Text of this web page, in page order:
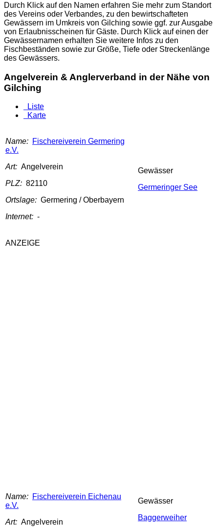
Durch Klick auf den Namen erfahren Sie mehr zum Standort
des Vereins oder Verbandes, zu den bewirtschafteten
Gewässern im Umkreis von Gilching sowie ggf. zur Ausgabe
von Erlaubnisscheinen für Gäste. Durch Klick auf einen der
Gewässernamen erhalten Sie weitere Infos zu den
Fischbeständen sowie zur Größe, Tiefe oder Streckenlänge
des Gewässers.
Angelverein & Anglerverband in der Nähe von
Gilching
Liste
Karte
Name: Fischereiverein Germering
e.V.
Art: Angelverein
PLZ: 82110
Ortslage: Germering / Oberbayern
Internet: -
Gewässer
Germeringer See
ANZEIGE
Name: Fischereiverein Eichenau
e.V.
Art: Angelverein
Gewässer
Baggerweiher